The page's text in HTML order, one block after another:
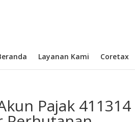
Layanan Kami Coretax
Pajak